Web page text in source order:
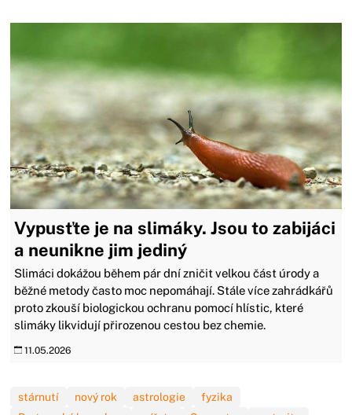
Vypusťte je na slimáky. Jsou to zabijáci
a neunikne jim jediný
Slimáci dokážou během pár dní zničit velkou část úrody a
běžné metody často moc nepomáhají. Stále více zahrádkářů
proto zkouší biologickou ochranu pomocí hlístic, které
slimáky likvidují přirozenou cestou bez chemie.
11.05.2026
stárnutí nový rok astrologie
fyzika